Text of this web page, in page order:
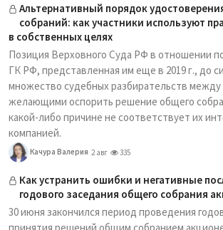
Альтернативный порядок
собраний: как участники используют
в собственных целях
Позиция Верховного Суда РФ в отношении
ГК РФ, представленная им еще в 2019 г., до
множество судебных разбирательств между
желающими оспорить решение общего
какой-либо причине не соответствует их
компанией.
Качура Валерия 2 авг 335
Как устранить ошибки и негативные
годового заседания общего собрания
30 июня закончился период проведения
принятия решений общим собранием